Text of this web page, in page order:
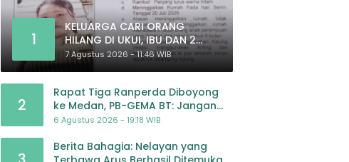
1
KELUARGA CARI ORANG
HILANG DI UKUI, IBU DAN 2
ANAK BALITA BELUM PULANG
SEJAK 20 JULI 2026
7 Agustus 2026 - 11:46 WIB
2
Rapat Tiga Ranperda Diboyong
ke Medan, PB-GEMA BT: Jangan
Jadikan APBD Ladang
6 Agustus 2026 - 19:18 WIB
Berita Bahagia: Nelayan yang